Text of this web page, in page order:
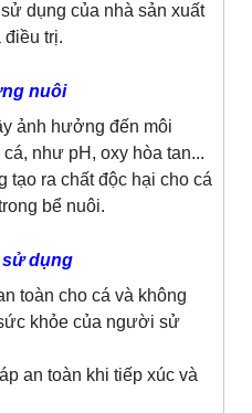
dụng của nhà sản xuất
điều trị.
nuôi
ảnh hưởng đến môi
như pH, oxy hòa tan...
tạo ra chất độc hại cho cá
bể nuôi.
dụng
toàn cho cá và không
khỏe của người sử
an toàn khi tiếp xúc và